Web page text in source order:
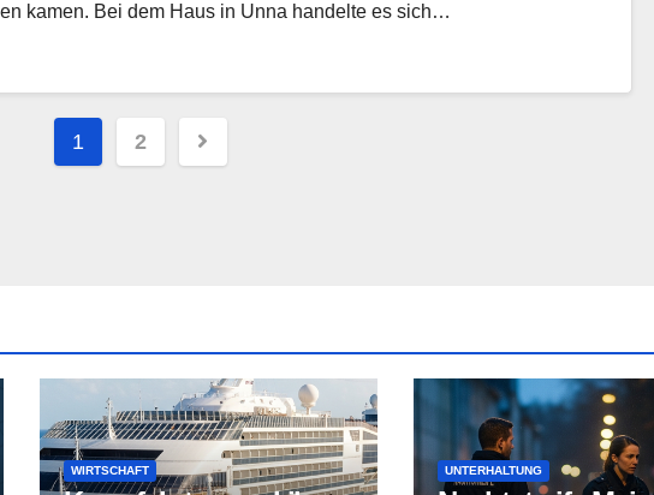
kamen. Bei dem Haus in Unna handelte es sich…
Seitennummerierung
1 2
WIRTSCHAFT UNTERHALTUNG